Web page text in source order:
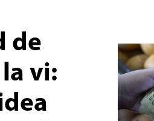
de
vi: